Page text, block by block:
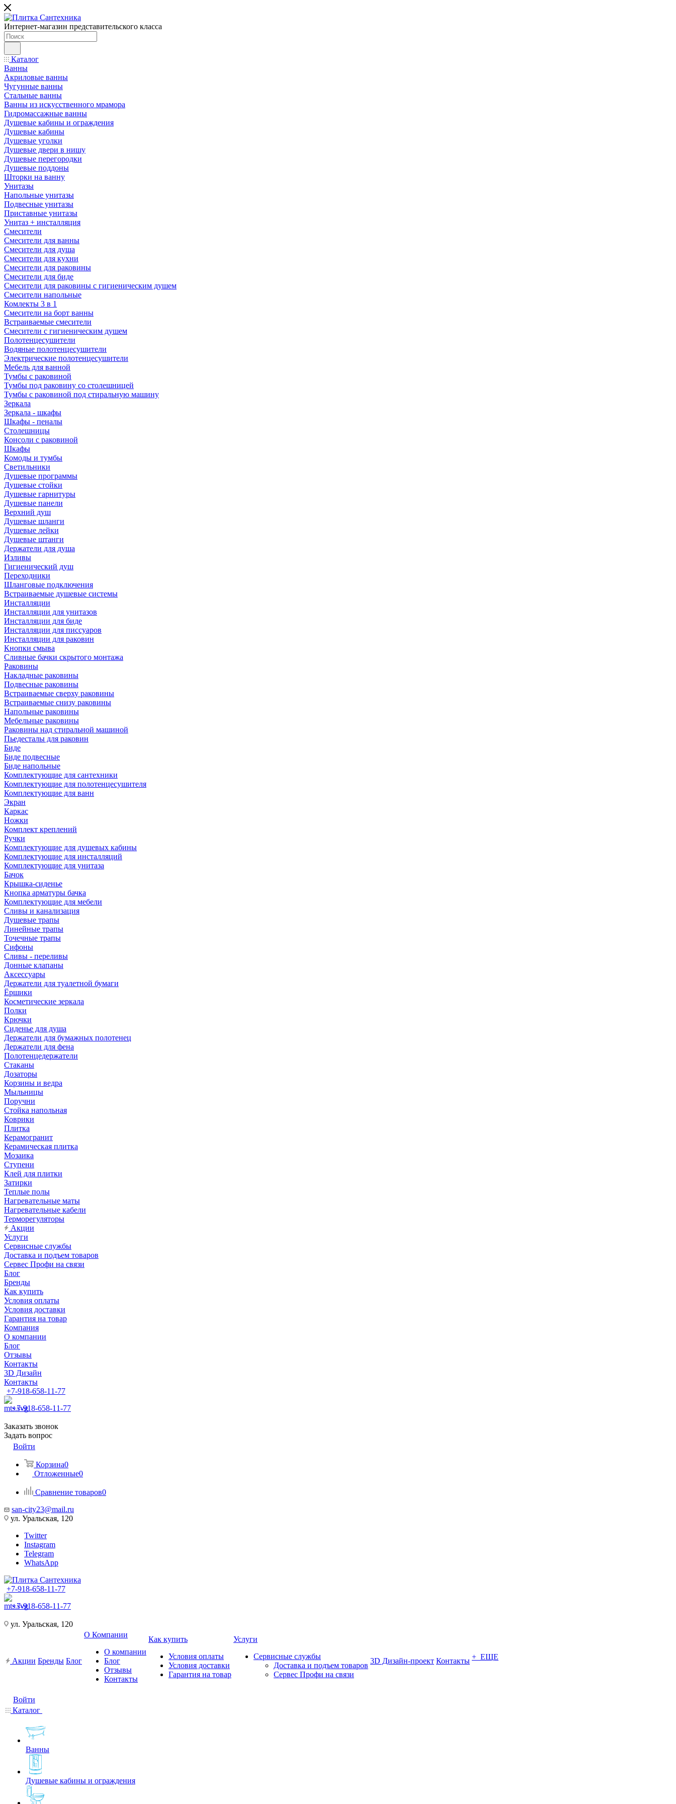
Интернет-магазин представительского класса
Каталог
Ванны
Акриловые ванны
Чугунные ванны
Стальные ванны
Ванны из искусственного мрамора
Гидромассажные ванны
Душевые кабины и ограждения
Душевые кабины
Душевые уголки
Душевые двери в нишу
Душевые перегородки
Душевые поддоны
Шторки на ванну
Унитазы
Напольные унитазы
Подвесные унитазы
Приставные унитазы
Унитаз + инсталляция
Смесители
Смесители для ванны
Смесители для душа
Смесители для кухни
Смесители для раковины
Смесители для биде
Смесители для раковины с гигиеническим душем
Смесители напольные
Комлекты 3 в 1
Смесители на борт ванны
Встраиваемые смесители
Смесители с гигиеническим душем
Полотенцесушители
Водяные полотенцесушители
Электрические полотенцесушители
Мебель для ванной
Тумбы с раковиной
Тумбы под раковину со столешницей
Тумбы с раковиной под стиральную машину
Зеркала
Зеркала - шкафы
Шкафы - пеналы
Столешницы
Консоли с раковиной
Шкафы
Комоды и тумбы
Светильники
Душевые программы
Душевые стойки
Душевые гарнитуры
Душевые панели
Верхний душ
Душевые шланги
Душевые лейки
Душевые штанги
Держатели для душа
Изливы
Гигиенический душ
Переходники
Шланговые подключения
Встраиваемые душевые системы
Инсталляции
Инсталляции для унитазов
Инсталляции для биде
Инсталляции для писсуаров
Инсталляции для раковин
Кнопки смыва
Сливные бачки скрытого монтажа
Раковины
Накладные раковины
Подвесные раковины
Встраиваемые сверху раковины
Встраиваемые снизу раковины
Напольные раковины
Мебельные раковины
Раковины над стиральной машиной
Пьедесталы для раковин
Биде
Биде подвесные
Биде напольные
Комплектующие для сантехники
Комплектующие для полотенцесушителя
Комплектующие для ванн
Экран
Каркас
Ножки
Комплект креплений
Ручки
Комплектующие для душевых кабины
Комплектующие для инсталляций
Комплектующие для унитаза
Бачок
Крышка-сиденье
Кнопка арматуры бачка
Комплектующие для мебели
Сливы и канализация
Душевые трапы
Линейные трапы
Точечные трапы
Сифоны
Сливы - переливы
Донные клапаны
Аксессуары
Держатели для туалетной бумаги
Ёршики
Косметические зеркала
Полки
Крючки
Сиденье для душа
Держатели для бумажных полотенец
Держатели для фена
Полотенцедержатели
Стаканы
Дозаторы
Корзины и ведра
Мыльницы
Поручни
Стойка напольная
Коврики
Плитка
Керамогранит
Керамическая плитка
Мозаика
Ступени
Клей для плитки
Затирки
Теплые полы
Нагревательные маты
Нагревательные кабели
Терморегуляторы
Акции
Услуги
Сервисные службы
Доставка и подъем товаров
Сервес Профи на связи
Блог
Бренды
Как купить
Условия оплаты
Условия доставки
Гарантия на товар
Компания
О компании
Блог
Отзывы
Контакты
3D Дизайн
Контакты
+7-918-658-11-77
+7-918-658-11-77
Заказать звонок
Задать вопрос
Войти
Корзина0
Отложенные0
Сравнение товаров0
san-city23@mail.ru
ул. Уральская, 120
Twitter
Instagram
Telegram
WhatsApp
+7-918-658-11-77
+7-918-658-11-77
ул. Уральская, 120
Акции Бренды Блог
О Компании
О компании
Блог
Отзывы
Контакты
Как купить
Условия оплаты
Условия доставки
Гарантия на товар
Услуги
Сервисные службы
Доставка и подъем товаров
Сервес Профи на связи
3D Дизайн-проект Контакты + ЕЩЕ
Войти
Каталог
Ванны
Душевые кабины и ограждения